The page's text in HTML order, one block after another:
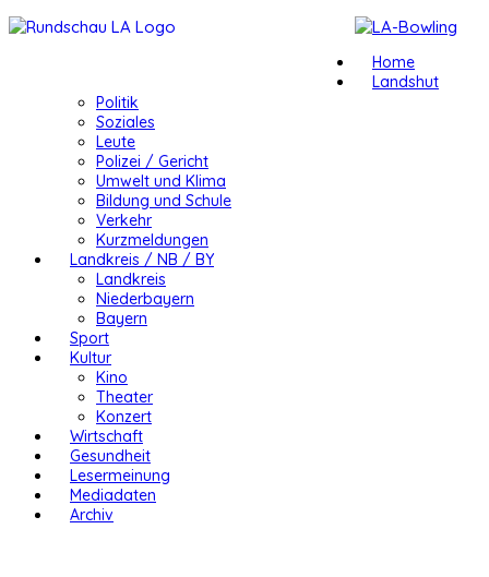
Home
Landshut
Politik
Soziales
Leute
Polizei / Gericht
Umwelt und Klima
Bildung und Schule
Verkehr
Kurzmeldungen
Landkreis / NB / BY
Landkreis
Niederbayern
Bayern
Sport
Kultur
Kino
Theater
Konzert
Wirtschaft
Gesundheit
Lesermeinung
Mediadaten
Archiv